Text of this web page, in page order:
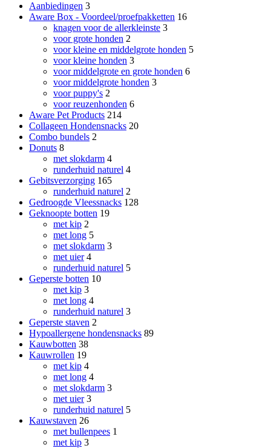
Aanbiedingen 3
Aware Box - Voordeel/proefpakketten 16
knagen voor de allerkleinste 3
voor grote honden 2
voor kleine en middelgrote honden 5
voor kleine honden 3
voor middelgrote en grote honden 6
voor middelgrote honden 3
voor puppy's 2
voor reuzenhonden 6
Aware Pet Products 214
Collageen Hondensnacks 20
Combo bundels 2
Donuts 8
met slokdarm 4
runderhuid naturel 4
Gebitsverzorging 165
runderhuid naturel 2
Gedroogde Vleessnacks 128
Geknoopte botten 19
met kip 2
met long 5
met slokdarm 3
met uier 4
runderhuid naturel 5
Geperste botten 10
met kip 3
met long 4
runderhuid naturel 3
Geperste staven 2
Hypoallergene hondensnacks 89
Kauwbotten 38
Kauwrollen 19
met kip 4
met long 4
met slokdarm 3
met uier 3
runderhuid naturel 5
Kauwstaven 26
met bullenpees 1
met kip 3